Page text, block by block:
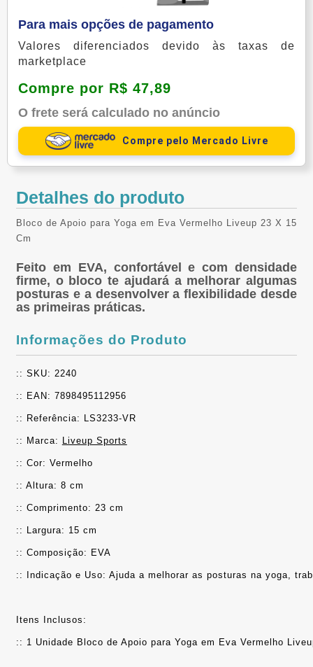
Para mais opções de pagamento
Valores diferenciados devido às taxas de
marketplace
Compre por R$ 47,89
O frete será calculado no anúncio
Compre pelo Mercado Livre
Detalhes do produto
Bloco de Apoio para Yoga em Eva Vermelho Liveup 23 X 15
Cm
Feito em EVA, confortável e com densidade
firme, o bloco te ajudará a melhorar algumas
posturas e a desenvolver a flexibilidade desde
as primeiras práticas.
Informações do Produto
:: SKU: 2240
:: EAN: 7898495112956
:: Referência: LS3233-VR
:: Marca: Liveup Sports
:: Cor: Vermelho
:: Altura: 8 cm
:: Comprimento: 23 cm
:: Largura: 15 cm
:: Composição: EVA
:: Indicação e Uso: Ajuda a melhorar as posturas na yoga,
Itens Inclusos:
:: 1 Unidade Bloco de Apoio para Yoga em Eva Vermelho